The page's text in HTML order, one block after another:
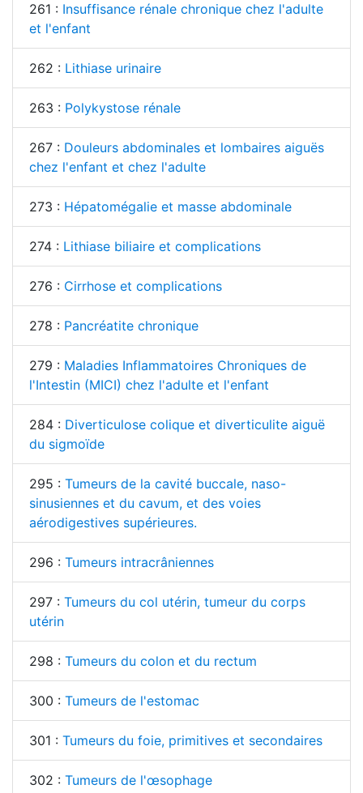
261 : Insuffisance rénale chronique chez l'adulte
et l'enfant
262 : Lithiase urinaire
263 : Polykystose rénale
267 : Douleurs abdominales et lombaires aiguës
chez l'enfant et chez l'adulte
273 : Hépatomégalie et masse abdominale
274 : Lithiase biliaire et complications
276 : Cirrhose et complications
278 : Pancréatite chronique
279 : Maladies Inflammatoires Chroniques de
l'Intestin (MICI) chez l'adulte et l'enfant
284 : Diverticulose colique et diverticulite aiguë
du sigmoïde
295 : Tumeurs de la cavité buccale, naso-
sinusiennes et du cavum, et des voies
aérodigestives supérieures.
296 : Tumeurs intracrâniennes
297 : Tumeurs du col utérin, tumeur du corps
utérin
298 : Tumeurs du colon et du rectum
300 : Tumeurs de l'estomac
301 : Tumeurs du foie, primitives et secondaires
302 : Tumeurs de l'œsophage